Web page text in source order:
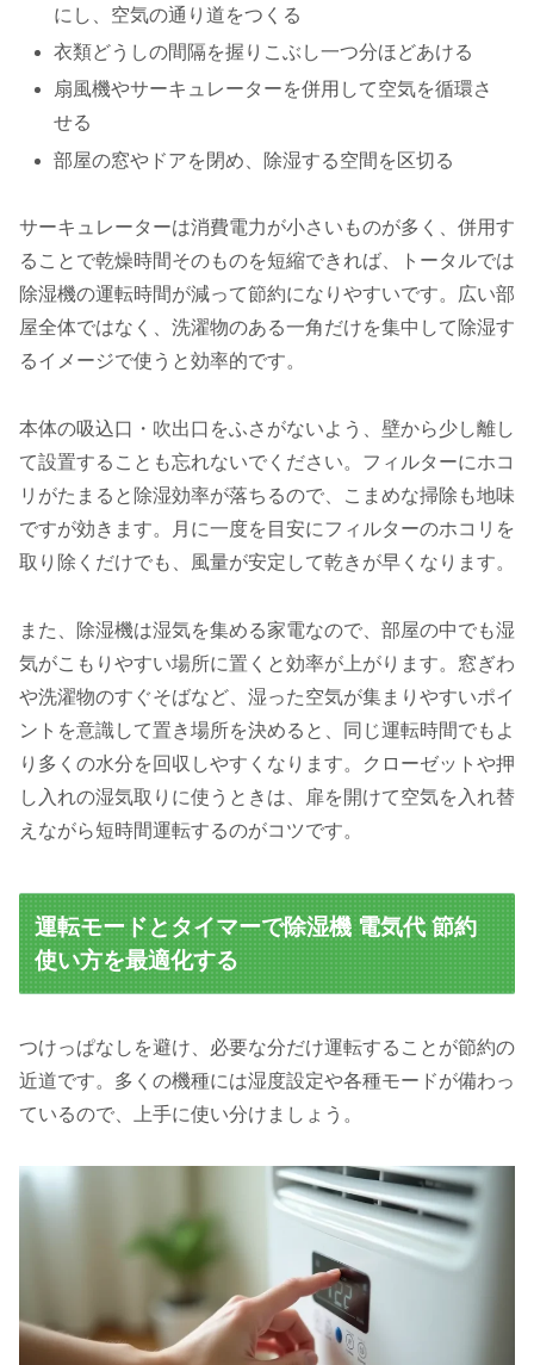
にし、空気の通り道をつくる
衣類どうしの間隔を握りこぶし一つ分ほどあける
扇風機やサーキュレーターを併用して空気を循環さ
せる
部屋の窓やドアを閉め、除湿する空間を区切る
サーキュレーターは消費電力が小さいものが多く、併用す
ることで乾燥時間そのものを短縮できれば、トータルでは
除湿機の運転時間が減って節約になりやすいです。広い部
屋全体ではなく、洗濯物のある一角だけを集中して除湿す
るイメージで使うと効率的です。
本体の吸込口・吹出口をふさがないよう、壁から少し離し
て設置することも忘れないでください。フィルターにホコ
リがたまると除湿効率が落ちるので、こまめな掃除も地味
ですが効きます。月に一度を目安にフィルターのホコリを
取り除くだけでも、風量が安定して乾きが早くなります。
また、除湿機は湿気を集める家電なので、部屋の中でも湿
気がこもりやすい場所に置くと効率が上がります。窓ぎわ
や洗濯物のすぐそばなど、湿った空気が集まりやすいポイ
ントを意識して置き場所を決めると、同じ運転時間でもよ
り多くの水分を回収しやすくなります。クローゼットや押
し入れの湿気取りに使うときは、扉を開けて空気を入れ替
えながら短時間運転するのがコツです。
運転モードとタイマーで除湿機 電気代 節約
使い方を最適化する
つけっぱなしを避け、必要な分だけ運転することが節約の
近道です。多くの機種には湿度設定や各種モードが備わっ
ているので、上手に使い分けましょう。